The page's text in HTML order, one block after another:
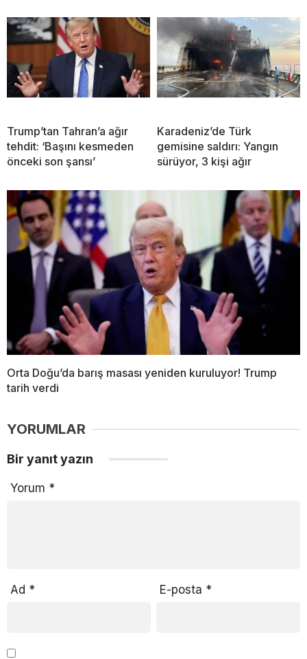
Trump’tan Tahran’a ağır
tehdit: ‘Başını kesmeden
önceki son şansı’
Karadeniz’de Türk
gemisine saldırı: Yangın
sürüyor, 3 kişi ağır
Orta Doğu’da barış masası yeniden kuruluyor! Trump
tarih verdi
YORUMLAR
Bir yanıt yazın
Yorum *
Ad * E-posta *